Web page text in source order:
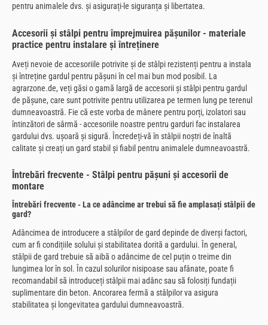
pentru animalele dvs. și asigurați-le siguranța și libertatea.
Accesorii și stâlpi pentru împrejmuirea pășunilor - materiale
practice pentru instalare și întreținere
Aveți nevoie de accesoriile potrivite și de stâlpi rezistenți pentru a instala
și întreține gardul pentru pășuni în cel mai bun mod posibil. La
agrarzone.de, veți găsi o gamă largă de accesorii și stâlpi pentru gardul
de pășune, care sunt potrivite pentru utilizarea pe termen lung pe terenul
dumneavoastră. Fie că este vorba de mânere pentru porți, izolatori sau
întinzători de sârmă - accesoriile noastre pentru garduri fac instalarea
gardului dvs. ușoară și sigură. Încredeți-vă în stâlpii noștri de înaltă
calitate și creați un gard stabil și fiabil pentru animalele dumneavoastră.
Întrebări frecvente - Stâlpi pentru pășuni și accesorii de
montare
Întrebări frecvente - La ce adâncime ar trebui să fie amplasați stâlpii de
gard?
Adâncimea de introducere a stâlpilor de gard depinde de diverși factori,
cum ar fi condițiile solului și stabilitatea dorită a gardului. În general,
stâlpii de gard trebuie să aibă o adâncime de cel puțin o treime din
lungimea lor în sol. În cazul solurilor nisipoase sau afânate, poate fi
recomandabil să introduceți stâlpii mai adânc sau să folosiți fundații
suplimentare din beton. Ancorarea fermă a stâlpilor va asigura
stabilitatea și longevitatea gardului dumneavoastră.